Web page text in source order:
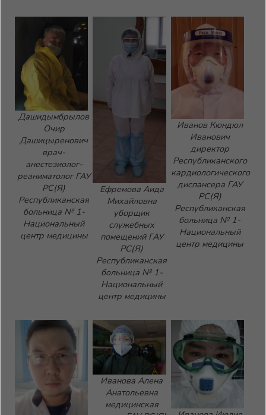
Дашидымбрылов
Очир
Дашицыренович
врач-
анестезиолог-
реаниматолог ГАУ
РС(Я)
Республиканская
больница № 1-
Национальный
центр медицины
Ефремова Аида
Михайловна
уборщик
служебных
помещений ГАУ
РС(Я)
Республиканская
больница № 1-
Национальный
центр медицины
Иванов Кюндюл
Иванович
директор
Республиканского
кардиологического
диспансера ГАУ
РС(Я)
Республиканская
больница № 1-
Национальный
центр медицины
Иванова Алена
Анатольевна
медицинская